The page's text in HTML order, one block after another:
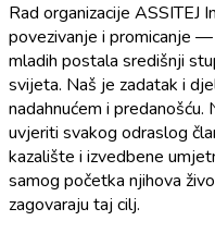
Rad organizacije ASSITEJ
povezivanje i promicanje
mladih postala središnji
svijeta. Naš je zadatak i
nadahnućem i
uvjeriti svakog odraslog
kazalište i izvedbene
samog početka njihova
zagovaraju taj cilj.